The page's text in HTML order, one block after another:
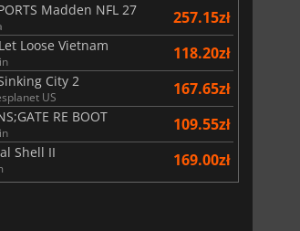
Madden NFL 27
257.15zł
Loose Vietnam 118.20zł
City 2
US 167.65zł
RE BOOT 109.55zł
Shell II 169.00zł